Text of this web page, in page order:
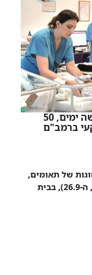
בייבי Boom : בתוך קצת פחות מחמישה ימים, 50
ברמב"ם
ושני זוגות של תאומים,
נולדו מאז צהריי יום ראשון ועד כה (יום ה', ה-26.9), בבית